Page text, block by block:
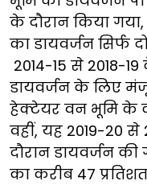
के दौरान किया
का डायवर्जन सिर्फ
2014-15 से 2018-
डायवर्जन के लिए
हेक्टेयर वन भूमि के
वहीं, यह 2019-20
दौरान डायवर्जन
का करीब 47